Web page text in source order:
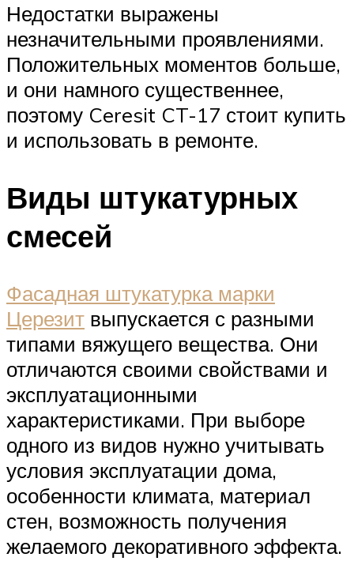
Недостатки выражены
незначительными проявлениями.
Положительных моментов больше,
и они намного существеннее,
поэтому Ceresit CT-17 стоит купить
и использовать в ремонте.
Виды штукатурных
смесей
Фасадная штукатурка марки
Церезит выпускается с разными
типами вяжущего вещества. Они
отличаются своими свойствами и
эксплуатационными
характеристиками. При выборе
одного из видов нужно учитывать
условия эксплуатации дома,
особенности климата, материал
стен, возможность получения
желаемого декоративного эффекта.